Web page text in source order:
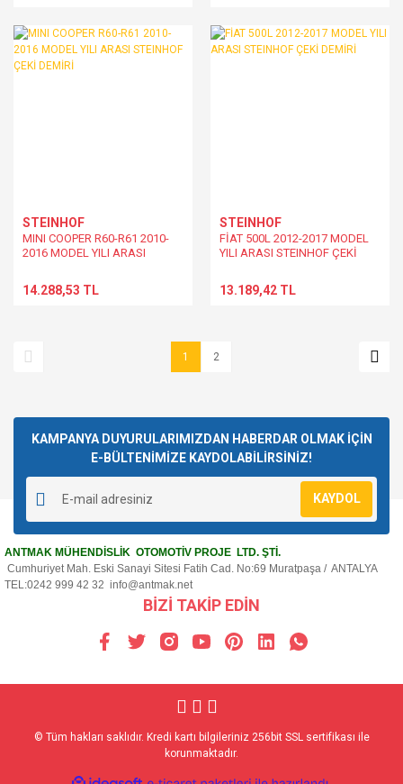
STEINHOF
MINI COOPER R60-R61 2010-
2016 MODEL YILI ARASI
14.288,53 TL
STEINHOF
FİAT 500L 2012-2017 MODEL
YILI ARASI STEINHOF ÇEKİ
13.189,42 TL
1 2
KAMPANYA DUYURULARIMIZDAN HABERDAR OLMAK İÇİN
E-BÜLTENİMİZE KAYDOLABİLİRSİNİZ!
KAYDOL
ANTMAK MÜHENDİSLİK OTOMOTİV PROJE LTD. ŞTİ.
Cumhuriyet Mah. Eski Sanayi Sitesi Fatih Cad. No:69 Muratpaşa / ANTALYA
TEL:0242 999 42 32 info@antmak.net
BİZİ TAKİP EDİN
© Tüm hakları saklıdır. Kredi kartı bilgileriniz 256bit SSL sertifikası ile
korunmaktadır.